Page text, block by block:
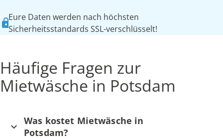
Eure Daten werden nach höchsten
Sicherheitsstandards SSL-verschlüsselt!
Häufige Fragen zur
Mietwäsche in Potsdam
Was kostet Mietwäsche in
Potsdam?